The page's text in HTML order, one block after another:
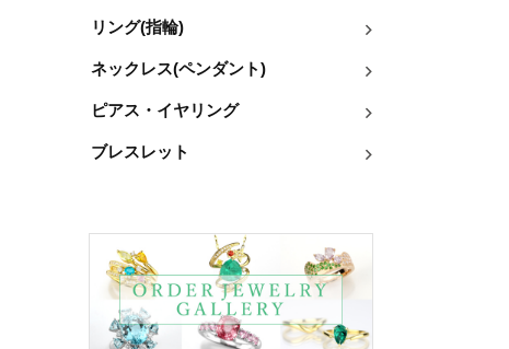
リング(指輪)
ネックレス(ペンダント)
ピアス・イヤリング
ブレスレット